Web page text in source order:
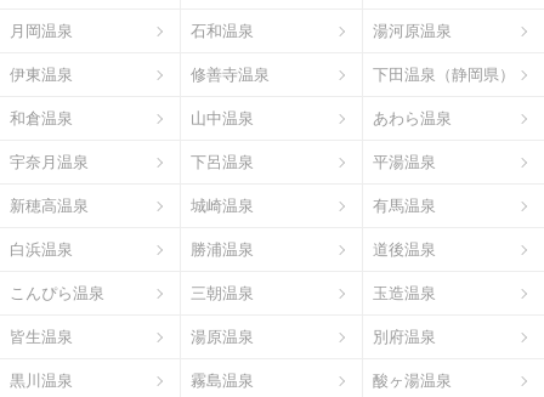
月岡温泉 石和温泉 湯河原温泉
伊東温泉 修善寺温泉 下田温泉（静岡県）
和倉温泉 山中温泉 あわら温泉
宇奈月温泉 下呂温泉 平湯温泉
新穂高温泉 城崎温泉 有馬温泉
白浜温泉 勝浦温泉 道後温泉
こんぴら温泉 三朝温泉 玉造温泉
皆生温泉 湯原温泉 別府温泉
黒川温泉 霧島温泉 酸ヶ湯温泉